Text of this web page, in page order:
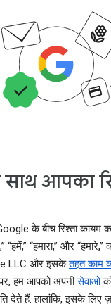
आपका
के बीच रिश्ता कायम
“हमारा,” और
LLC और इसकेतहत काम
पर, हम आपको अपनीसेवाओं
देते हैं. हालांकि, इसके लिए